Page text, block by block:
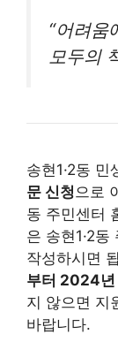
“어려움
모두의
송현1·2동
문 신청으로
동 주민센터
은 송현1·2
작성하시면
부터 2024년
지 않으면 지
바랍니다.